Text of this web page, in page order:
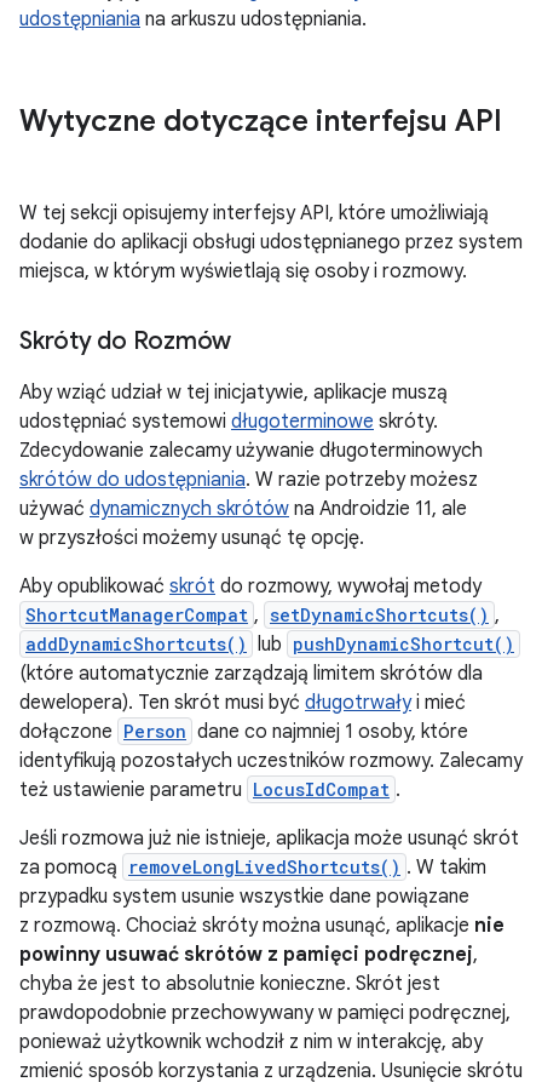
udostępniania na arkuszu udostępniania.
Wytyczne dotyczące interfejsu API
W tej sekcji opisujemy interfejsy API, które umożliwiają
dodanie do aplikacji obsługi udostępnianego przez system
miejsca, w którym wyświetlają się osoby i rozmowy.
Skróty do Rozmów
Aby wziąć udział w tej inicjatywie, aplikacje muszą
udostępniać systemowi długoterminowe skróty.
Zdecydowanie zalecamy używanie długoterminowych
skrótów do udostępniania. W razie potrzeby możesz
używać dynamicznych skrótów na Androidzie 11, ale
w przyszłości możemy usunąć tę opcję.
Aby opublikować skrót do rozmowy, wywołaj metody
ShortcutManagerCompat , setDynamicShortcuts() ,
addDynamicShortcuts() lub pushDynamicShortcut()
(które automatycznie zarządzają limitem skrótów dla
dewelopera). Ten skrót musi być długotrwałyi mieć
dołączone Person dane co najmniej 1 osoby, które
identyfikują pozostałych uczestników rozmowy. Zalecamy
też ustawienie parametru LocusIdCompat .
Jeśli rozmowa już nie istnieje, aplikacja może usunąć skrót
za pomocą
removeLongLivedShortcuts() . W takim
przypadku system usunie wszystkie dane powiązane
z rozmową. Chociaż skróty można usunąć, aplikacje nie
powinny usuwać skrótów z pamięci podręcznej,
chyba że jest to absolutnie konieczne. Skrót jest
prawdopodobnie przechowywany w pamięci podręcznej,
ponieważ użytkownik wchodził z nim w interakcję, aby
zmienić sposób korzystania z urządzenia. Usunięcie skrótu